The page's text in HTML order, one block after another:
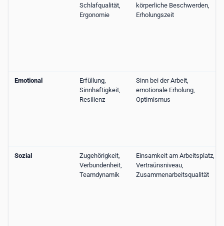
Schlafqualität,
Ergonomie
körperliche Beschwerden,
Erholungszeit
Emotional
Erfüllung,
Sinnhaftigkeit,
Resilienz
Sinn bei der Arbeit,
emotionale Erholung,
Optimismus
Sozial
Zugehörigkeit,
Verbundenheit,
Teamdynamik
Einsamkeit am Arbeitsplatz,
Vertraünsniveau,
Zusammenarbeitsqualität